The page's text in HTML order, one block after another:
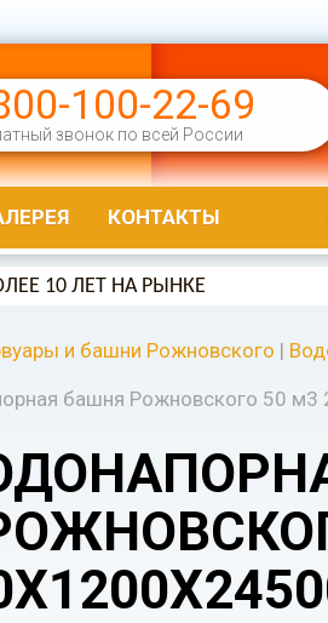
100-22-69
звонок по всей России
КОНТАКТЫ
10 ЛЕТ НА РЫНКЕ
и башни Рожновского |
башня Рожновского 50 м3